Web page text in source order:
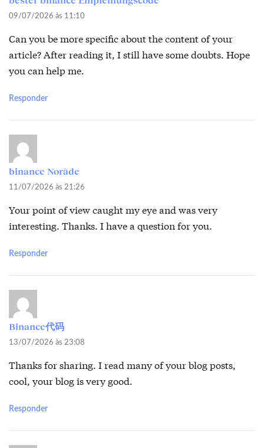
09/07/2026 às 11:10
Can you be more specific about the content of your
article? After reading it, I still have some doubts. Hope
you can help me.
Responder
binance Norāde
11/07/2026 às 21:26
Your point of view caught my eye and was very
interesting. Thanks. I have a question for you.
Responder
Binance代码
13/07/2026 às 23:08
Thanks for sharing. I read many of your blog posts,
cool, your blog is very good.
Responder